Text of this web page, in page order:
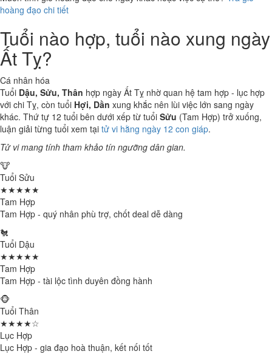
hoàng đạo chi tiết
Tuổi nào hợp, tuổi nào xung ngày
Ất Tỵ?
Cá nhân hóa
Tuổi Dậu, Sửu, Thân hợp ngày Ất Tỵ nhờ quan hệ tam hợp - lục hợp
với chi Tỵ, còn tuổi Hợi, Dần xung khắc nên lùi việc lớn sang ngày
khác. Thứ tự 12 tuổi bên dưới xếp từ tuổi Sửu (Tam Hợp) trở xuống,
luận giải từng tuổi xem tại tử vi hằng ngày 12 con giáp.
Tử vi mang tính tham khảo tín ngưỡng dân gian.
🐮
Tuổi Sửu
★★★★★
Tam Hợp
Tam Hợp - quý nhân phù trợ, chốt deal dễ dàng
🐔
Tuổi Dậu
★★★★★
Tam Hợp
Tam Hợp - tài lộc tình duyên đồng hành
🐵
Tuổi Thân
★★★★☆
Lục Hợp
Lục Hợp - gia đạo hoà thuận, kết nối tốt